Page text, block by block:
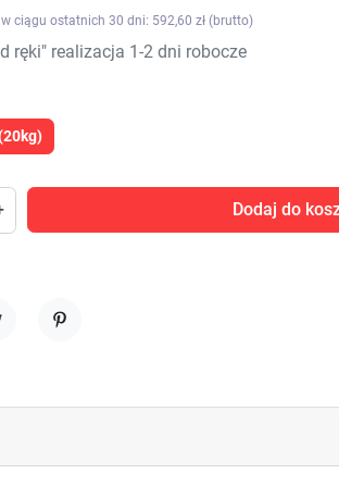
ciągu ostatnich 30 dni: 592,60 zł (brutto)
ręki" realizacja 1-2 dni robocze
Dodaj do